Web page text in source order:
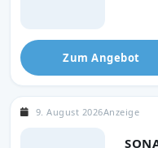
Zum Angebot
9. August 2026Anzeige